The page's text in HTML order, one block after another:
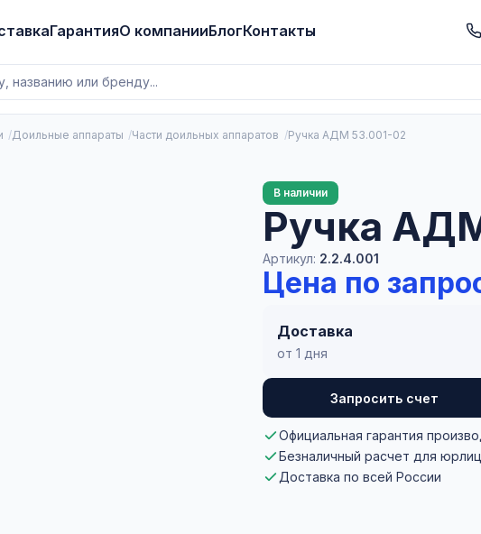
ГарантияО компанииБлогКонтакты
Доильные аппараты Части доильных аппаратов Ручка АДМ 53.001-02
В наличии
Ручка
Артикул: 2.2.4.001
Цена по
Доставка
от 1 дня
Запросить счет
Официальная гарантия
Безналичный расчет для юрлиц
Доставка по всей России